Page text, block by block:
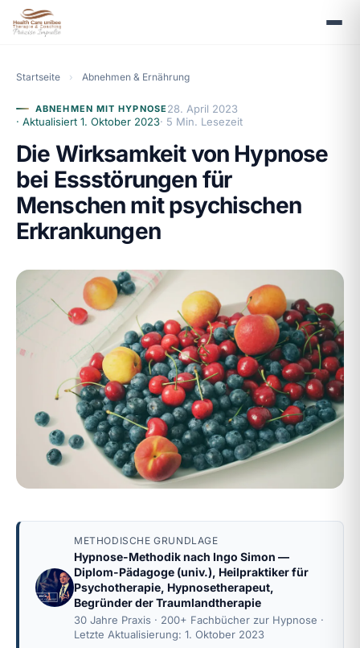
Startseite › Abnehmen & Ernährung
ABNEHMEN MIT HYPNOSE 28. April 2023
· Aktualisiert 1. Oktober 2023· 5 Min. Lesezeit
Die Wirksamkeit von Hypnose
bei Essstörungen für
Menschen mit psychischen
Erkrankungen
METHODISCHE GRUNDLAGE
Hypnose-Methodik nach Ingo Simon —
Diplom-Pädagoge (univ.), Heilpraktiker für
Psychotherapie, Hypnosetherapeut,
Begründer der Traumlandtherapie
30 Jahre Praxis · 200+ Fachbücher zur Hypnose ·
Letzte Aktualisierung: 1. Oktober 2023